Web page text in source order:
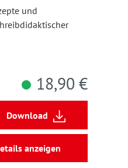
und
18,90 €
Download
anzeigen